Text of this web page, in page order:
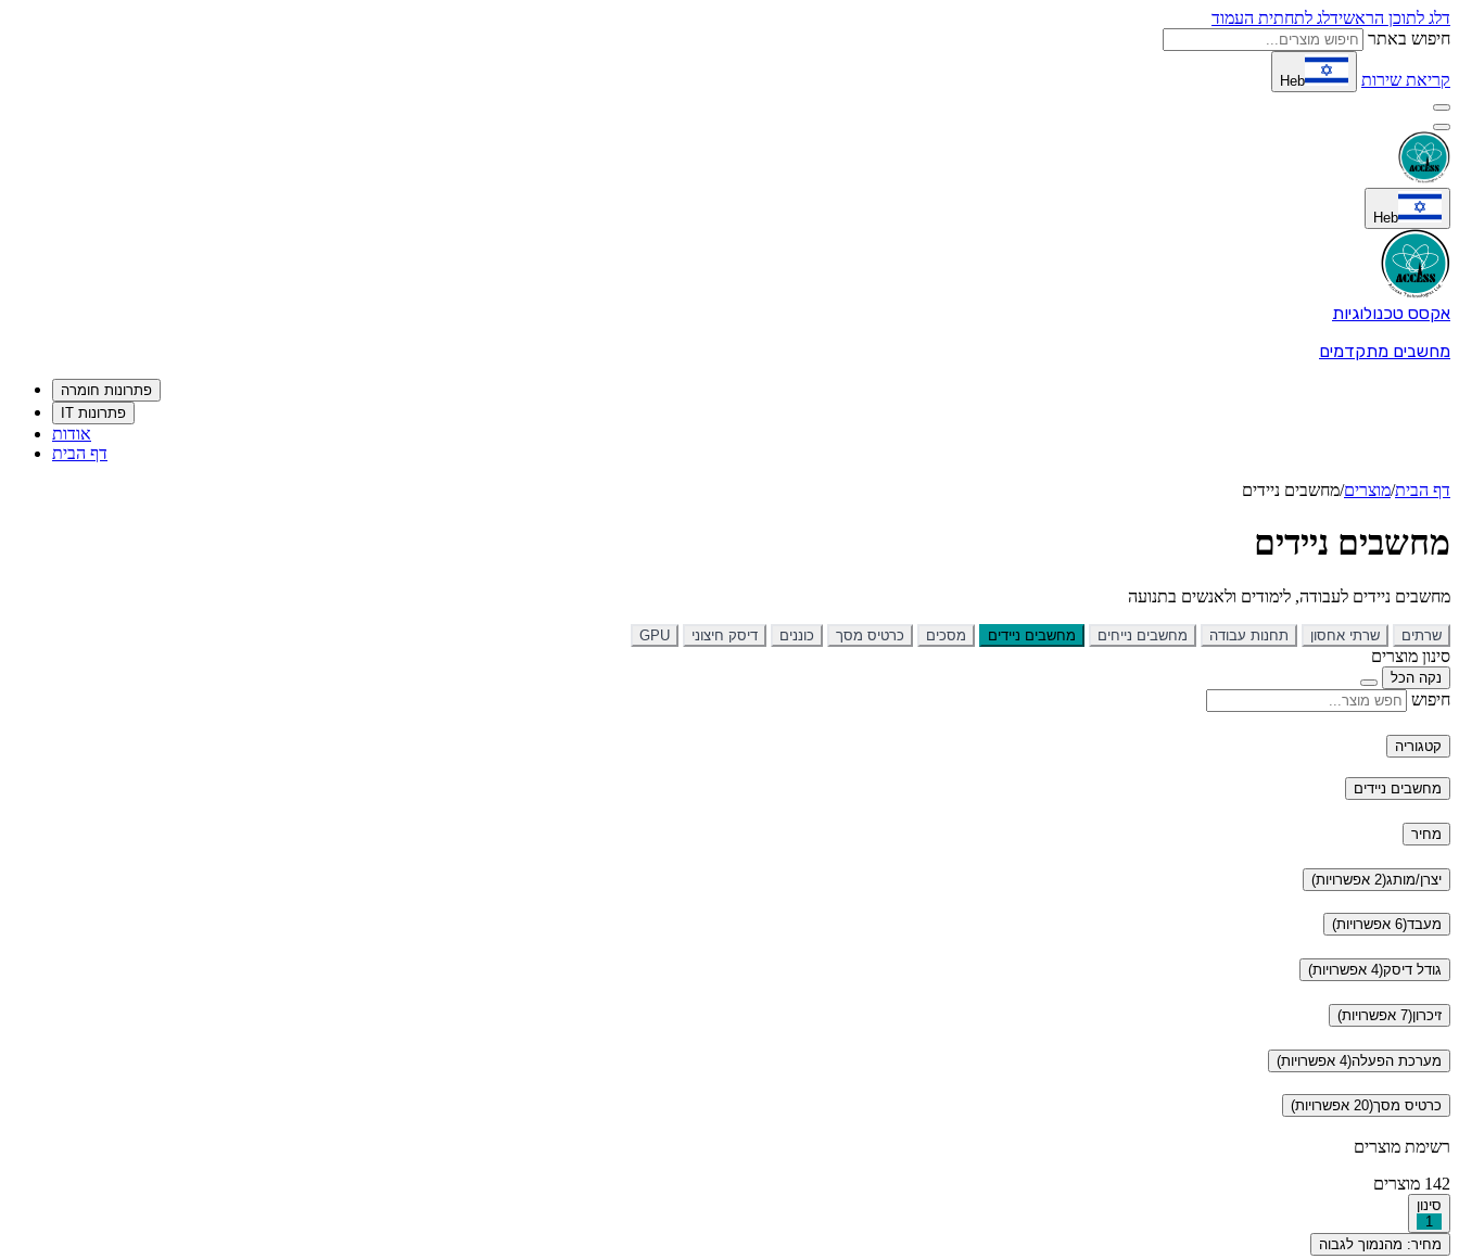
דלג לתוכן הראשידלג לתחתית העמוד
חיפוש באתר
קריאת שירות Heb
Heb
אקסס טכנולוגיות
מחשבים מתקדמים
פתרונות חומרה
פתרונות IT
אודות
דף הבית
דף הבית/מוצרים/מחשבים ניידים
מחשבים ניידים
מחשבים ניידים לעבודה, לימודים ולאנשים בתנועה
שרתים שרתי אחסון תחנות עבודה מחשבים נייחים מחשבים ניידים מסכים כרטיס מסך כוננים דיסק חיצוני GPU
סינון מוצרים
נקה הכל
חיפוש
קטגוריה
מחשבים ניידים
מחיר
יצרן/מותג(2 אפשרויות)
מעבד(6 אפשרויות)
גודל דיסק(4 אפשרויות)
זיכרון(7 אפשרויות)
מערכת הפעלה(4 אפשרויות)
כרטיס מסך(20 אפשרויות)
רשימת מוצרים
142 מוצרים
סינון
1
מחיר: מהנמוך לגבוה